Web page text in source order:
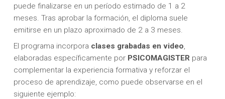
puede finalizarse en un período estimado de 1 a 2
meses. Tras aprobar la formación, el diploma suele
emitirse en un plazo aproximado de 2 a 3 meses.
El programa incorpora clases grabadas en video
elaboradas específicamente por PSICOMAGISTER para
complementar la experiencia formativa y reforzar el
proceso de aprendizaje, como puede observarse en el
siguiente ejemplo: